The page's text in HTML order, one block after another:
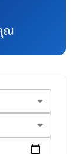
ณ